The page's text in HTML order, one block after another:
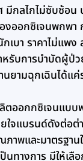
มีกลไกไม่ซับซ้อ
งออกซิเจนพกพา
เบา ราคาไม่แพง
หรับการบำบัดผู้
นยามฉุกเฉินได้แค่
ตออกกซิเจนแบบ
ใจแบรนด์ดังต่อต่
าพและมาตรฐาน
นทางการ มีให้เลื